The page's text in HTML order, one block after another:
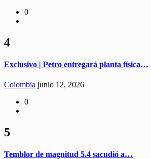
0
4
Exclusivo | Petro entregará planta física…
Colombia junio 12, 2026
0
5
Temblor de magnitud 5.4 sacudió a…